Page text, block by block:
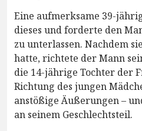
Eine aufmerksame 39-
dieses und forderte den
zu unterlassen. Nachdem
hatte, richtete der Mann
die 14-jährige Tochter der
Richtung des jungen
anstößige Äußerungen –
an seinem Geschlechtsteil.